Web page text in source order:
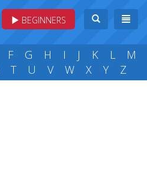
BEGINNERS
F G H I J K L
M
T U V W X Y Z